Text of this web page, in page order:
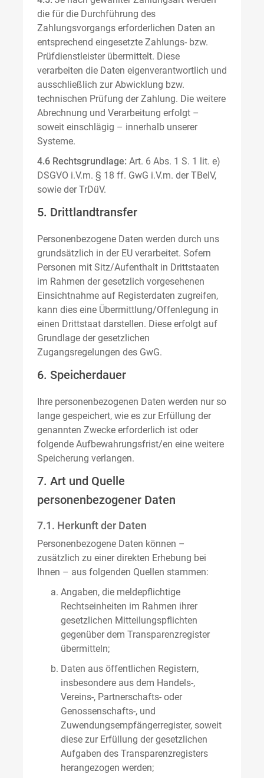
die für die Durchführung des
Zahlungsvorgangs erforderlichen Daten an
entsprechend eingesetzte Zahlungs- bzw.
Prüfdienstleister übermittelt. Diese
verarbeiten die Daten eigenverantwortlich und
ausschließlich zur Abwicklung bzw.
technischen Prüfung der Zahlung. Die weitere
Abrechnung und Verarbeitung erfolgt –
soweit einschlägig – innerhalb unserer
Systeme.
4.6 Rechtsgrundlage: Art. 6 Abs. 1 S. 1 lit. e)
DSGVO i.V.m. § 18 ff. GwG i.V.m. der TBelV,
sowie der TrDüV.
5. Drittlandtransfer
Personenbezogene Daten werden durch uns
grundsätzlich in der EU verarbeitet. Sofern
Personen mit Sitz/Aufenthalt in Drittstaaten
im Rahmen der gesetzlich vorgesehenen
Einsichtnahme auf Registerdaten zugreifen,
kann dies eine Übermittlung/Offenlegung in
einen Drittstaat darstellen. Diese erfolgt auf
Grundlage der gesetzlichen
Zugangsregelungen des GwG.
6. Speicherdauer
Ihre personenbezogenen Daten werden nur so
lange gespeichert, wie es zur Erfüllung der
genannten Zwecke erforderlich ist oder
folgende Aufbewahrungsfrist/en eine weitere
Speicherung verlangen.
7. Art und Quelle
personenbezogener Daten
7.1. Herkunft der Daten
Personenbezogene Daten können –
zusätzlich zu einer direkten Erhebung bei
Ihnen – aus folgenden Quellen stammen:
Angaben, die meldepflichtige
Rechtseinheiten im Rahmen ihrer
gesetzlichen Mitteilungspflichten
gegenüber dem Transparenzregister
übermitteln;
Daten aus öffentlichen Registern,
insbesondere aus dem Handels-,
Vereins-, Partnerschafts- oder
Genossenschafts-, und
Zuwendungsempfängerregister, soweit
diese zur Erfüllung der gesetzlichen
Aufgaben des Transparenzregisters
herangezogen werden;